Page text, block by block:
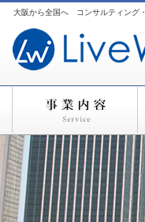
大阪から全国へ コンサルティング